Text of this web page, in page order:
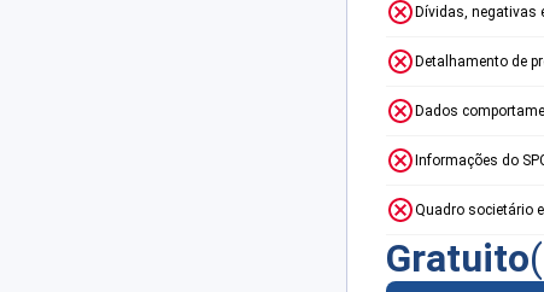
Dívidas, negativas
Detalhamento de
Dados
Informações do
Quadro societário
Gratuito